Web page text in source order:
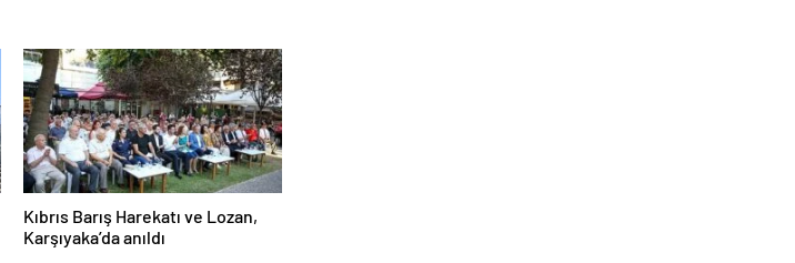
Kıbrıs Barış Harekatı ve Lozan,
Karşıyaka’da anıldı